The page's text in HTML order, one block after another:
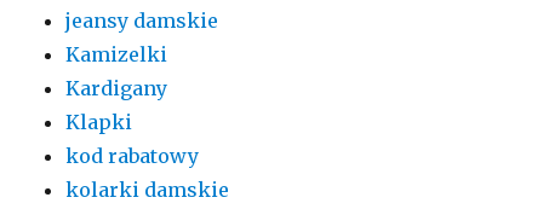
jeansy damskie
Kamizelki
Kardigany
Klapki
kod rabatowy
kolarki damskie